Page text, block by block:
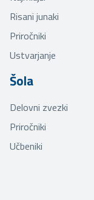
Risani junaki
Priročniki
Ustvarjanje
Šola
Delovni zvezki
Priročniki
Učbeniki